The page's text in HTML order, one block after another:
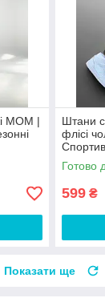
МОМ |
Штани
флісі
теплі
Готово
599 ₴
Показати ще